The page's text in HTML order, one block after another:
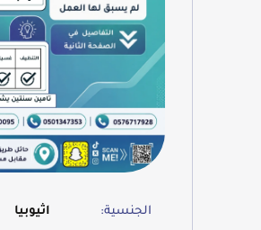
الجنسية: اثيوبيا